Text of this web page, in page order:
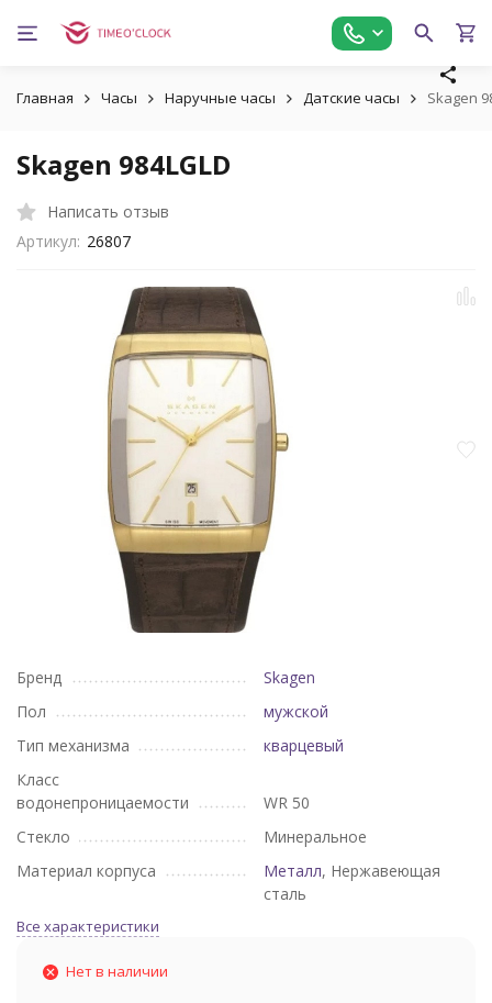
Главная Часы Наручные часы Датские часы Skagen
Skagen 984LGLD
Написать отзыв
Артикул: 26807
Бренд
Skagen
Пол
мужской
Тип механизма
кварцевый
Класс
водонепроницаемости
WR 50
Стекло
Минеральное
Материал корпуса
Металл, Нержавеющая
сталь
Все характеристики
Нет в наличии